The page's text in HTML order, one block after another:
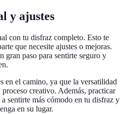
y ajustes
con tu disfraz completo. Esto te
que necesite ajustes o mejoras.
gran paso para sentirte seguro y
en el camino, ya que la versatilidad
creativo. Además, practicar
sentirte más cómodo en tu disfraz y
en su lugar.